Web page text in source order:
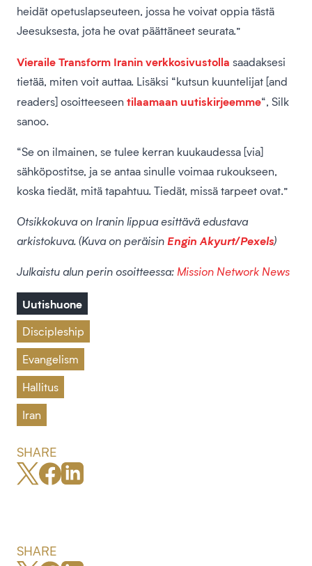
heidät opetuslapseuteen, jossa he voivat oppia tästä
Jeesuksesta, jota he ovat päättäneet seurata.”
Vieraile Transform Iranin verkkosivustolla saadaksesi
tietää, miten voit auttaa. Lisäksi “kutsun kuuntelijat [and
readers] osoitteeseen tilaamaan uutiskirjeemme“, Silk
sanoo.
“Se on ilmainen, se tulee kerran kuukaudessa [via]
sähköpostitse, ja se antaa sinulle voimaa rukoukseen,
koska tiedät, mitä tapahtuu. Tiedät, missä tarpeet ovat.”
Otsikkokuva on Iranin lippua esittävä edustava
arkistokuva. (Kuva on peräisinEngin Akyurt/Pexels)
Julkaistu alun perin osoitteessa: Mission Network News
Uutishuone
Discipleship
Evangelism
Hallitus
Iran
SHARE
SHARE